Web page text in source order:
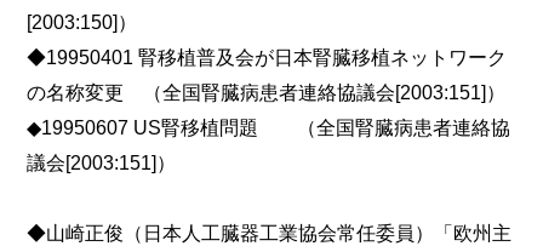
[2003:150]）
◆19950401 腎移植普及会が日本腎臓移植ネットワーク
の名称変更 （全国腎臓病患者連絡協議会[2003:151]）
◆19950607 US腎移植問題 （全国腎臓病患者連絡協
議会[2003:151]）
◆山崎正俊（日本人工臓器工業協会常任委員）「欧州主